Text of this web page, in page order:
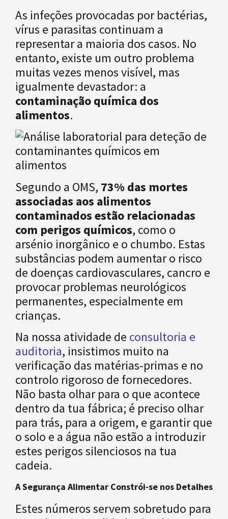
As infeções provocadas por bactérias,
vírus e parasitas continuam a
representar a maioria dos casos. No
entanto, existe um outro problema
muitas vezes menos visível, mas
igualmente devastador: a
contaminação química dos
alimentos.
Segundo a OMS, 73% das mortes
associadas aos alimentos
contaminados estão relacionadas
com perigos químicos, como o
arsénio inorgânico e o chumbo. Estas
substâncias podem aumentar o risco
de doenças cardiovasculares, cancro e
provocar problemas neurológicos
permanentes, especialmente em
crianças.
Na nossa atividade de consultoria e
auditoria, insistimos muito na
verificação das matérias-primas e no
controlo rigoroso de fornecedores.
Não basta olhar para o que acontece
dentro da tua fábrica; é preciso olhar
para trás, para a origem, e garantir que
o solo e a água não estão a introduzir
estes perigos silenciosos na tua
cadeia.
A Segurança Alimentar Constrói-se nos Detalhes
Estes números servem sobretudo para